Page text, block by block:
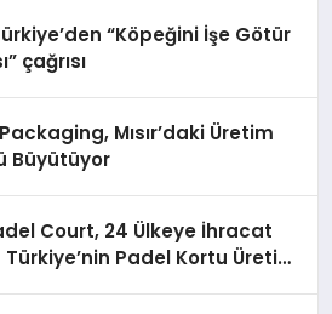
“Köpeğini İşe Götür
çağrısı
Mısır’daki Üretim
Büyütüyor
Court, 24 Ülkeye İhracat
Padel Kortu Üretim